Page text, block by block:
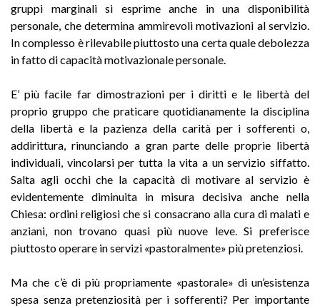
gruppi marginali si esprime anche in una disponibilità
personale, che determina ammirevoli motivazioni al servizio.
In complesso è rilevabile piuttosto una certa quale debolezza
in fatto di capacità motivazionale personale.
E’ più facile far dimostrazioni per i diritti e le libertà del
proprio gruppo che praticare quotidianamente la disciplina
della libertà e la pazienza della carità per i sofferenti o,
addirittura, rinunciando a gran parte delle proprie libertà
individuali, vincolarsi per tutta la vita a un servizio siffatto.
Salta agli occhi che la capacità di motivare al servizio è
evidentemente diminuita in misura decisiva anche nella
Chiesa: ordini religiosi che si consacrano alla cura di malati e
anziani, non trovano quasi più nuove leve. Si preferisce
piuttosto operare in servizi «pastoralmente» più pretenziosi.
Ma che c’è di più propriamente «pastorale» di un’esistenza
spesa senza pretenziosità per i sofferenti? Per importante